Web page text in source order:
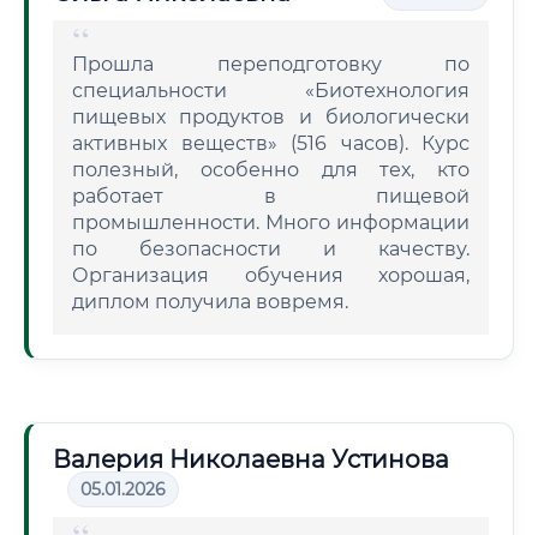
Прошла переподготовку по
специальности «Биотехнология
пищевых продуктов и биологически
активных веществ» (516 часов). Курс
полезный, особенно для тех, кто
работает в пищевой
промышленности. Много информации
по безопасности и качеству.
Организация обучения хорошая,
диплом получила вовремя.
Валерия Николаевна Устинова
05.01.2026